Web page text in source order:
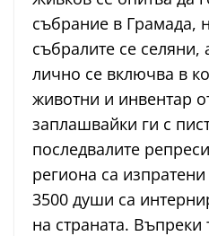
събрание в Грамада,
събралите се
лично се включва в
животни и инвентар
заплашвайки ги с
последвалите
региона са
3500 души са
на страната. Въпреки